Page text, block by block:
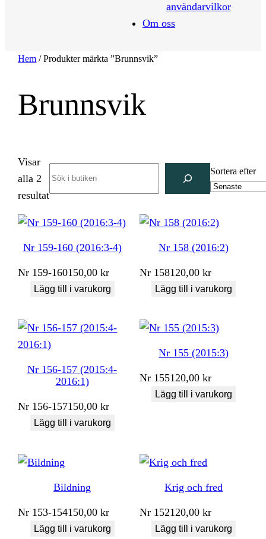
användarvilkor
Om oss
Hem / Produkter märkta ”Brunnsvik”
Brunnsvik
Visar
alla 2
resultatSortera
senaste
Sortera efter
Nr 159-160 (2016:3-4)
Nr 159-160150,00kr
Lägg till i varukorg
Nr 158 (2016:2)
Nr 158120,00kr
Lägg till i varukorg
Nr 156-157 (2015:4-
2016:1)
Nr 156-157150,00kr
Lägg till i varukorg
Nr 155 (2015:3)
Nr 155120,00kr
Lägg till i varukorg
Bildning
Nr 153-154150,00kr
Lägg till i varukorg
Krig och fred
Nr 152120,00kr
Lägg till i varukorg